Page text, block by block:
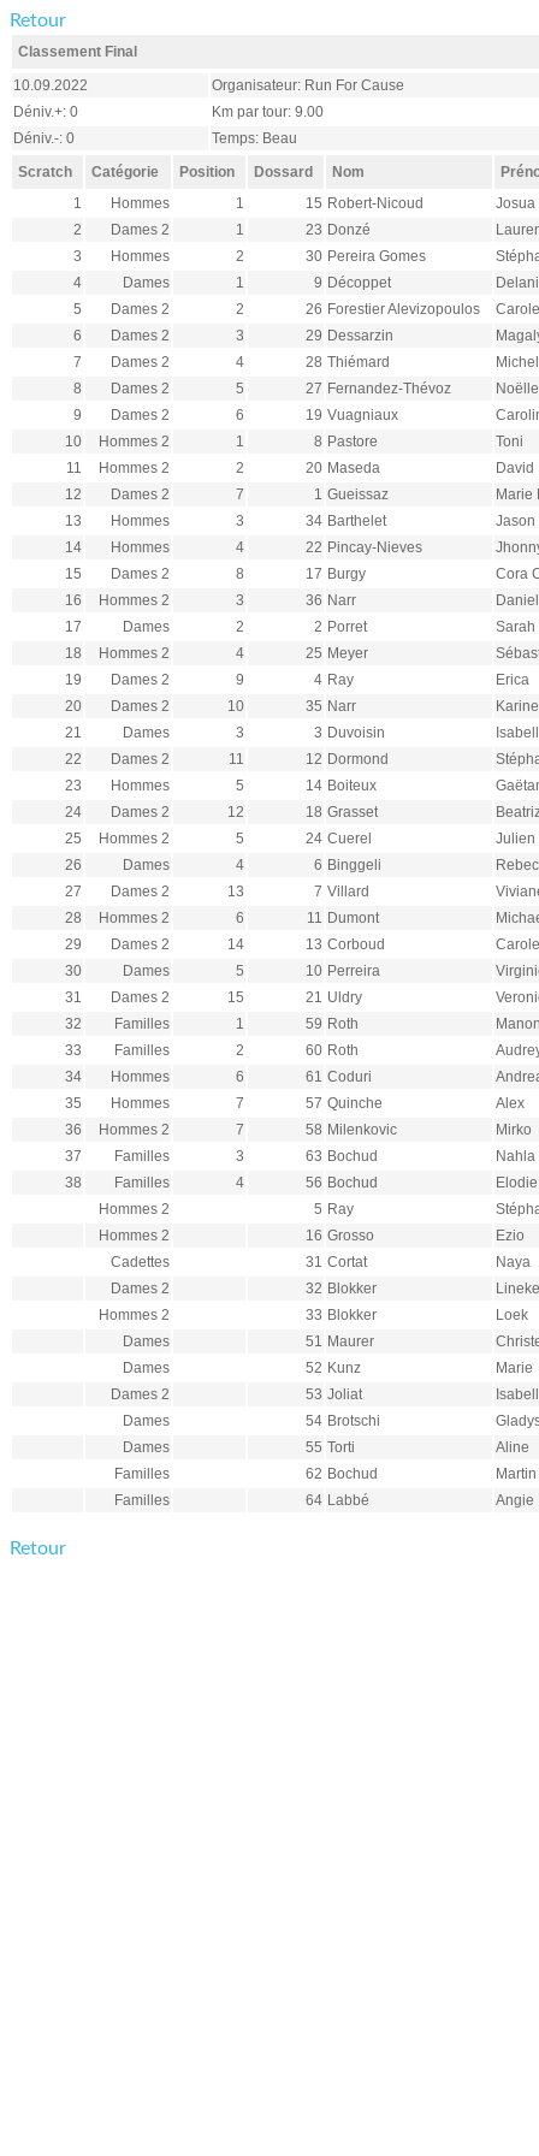
Retour
Classement Final
10.09.2022
Organisateur: Run For Cause
Déniv.+: 0
Km par tour: 9.00
Déniv.-: 0
Temps: Beau
Scratch
Catégorie Position Dossard Nom
1
Hommes 1 15 Robert-Nicoud
Josua
2
Dames 2 1 23 Donzé
3
Hommes 2 30 Pereira Gomes
4
Dames 1 9 Décoppet
Delani
5
Dames 2 2 26 Forestier Alevizopoulos
Carole
6
Dames 2 3 29 Dessarzin
7
Dames 2 4 28 Thiémard
8
Dames 2 5 27 Fernandez-Thévoz
Noëlle
9
Dames 2 6 19 Vuagniaux
10
Hommes 2 1 8 Pastore
Toni
11
Hommes 2 2 20 Maseda
David
12
Dames 2 7 1 Gueissaz
Marie
13
Hommes 3 34 Barthelet
Jason
14
Hommes 4 22 Pincay-Nieves
15
Dames 2 8 17 Burgy
Cora
16
Hommes 2 3 36 Narr
Daniel
17
Dames 2 2 Porret
Sarah
18
Hommes 2 4 25 Meyer
19
Dames 2 9 4 Ray
Erica
20
Dames 2 10 35 Narr
Karine
21
Dames 3 3 Duvoisin
22
Dames 2 11 12 Dormond
23
Hommes 5 14 Boiteux
24
Dames 2 12 18 Grasset
25
Hommes 2 5 24 Cuerel
Julien
26
Dames 4 6 Binggeli
27
Dames 2 13 7 Villard
28
Hommes 2 6 11 Dumont
29
Dames 2 14 13 Corboud
Carole
30
Dames 5 10 Perreira
31
Dames 2 15 21 Uldry
32
Familles 1 59 Roth
33
Familles 2 60 Roth
34
Hommes 6 61 Coduri
35
Hommes 7 57 Quinche
Alex
36
Hommes 2 7 58 Milenkovic
Mirko
37
Familles 3 63 Bochud
Nahla
38
Familles 4 56 Bochud
Elodie
Hommes 2
5 Ray
Hommes 2
16 Grosso
Ezio
Cadettes
31 Cortat
Naya
Dames 2
32 Blokker
Lineke
Hommes 2
33 Blokker
Loek
Dames
51 Maurer
Dames
52 Kunz
Marie
Dames 2
53 Joliat
Dames
54 Brotschi
Dames
55 Torti
Aline
Familles
62 Bochud
Martin
Familles
64 Labbé Angie
Retour